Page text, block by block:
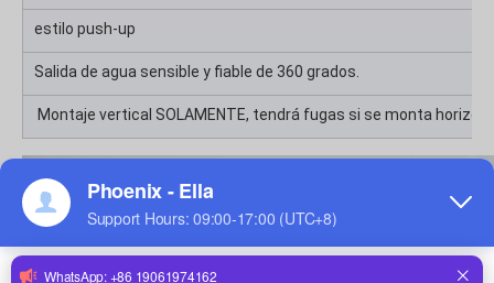
estilo push-up
Salida de agua sensible y fiable de 360 ​​grados.
Montaje vertical SOLAMENTE, tendrá fugas si se monta